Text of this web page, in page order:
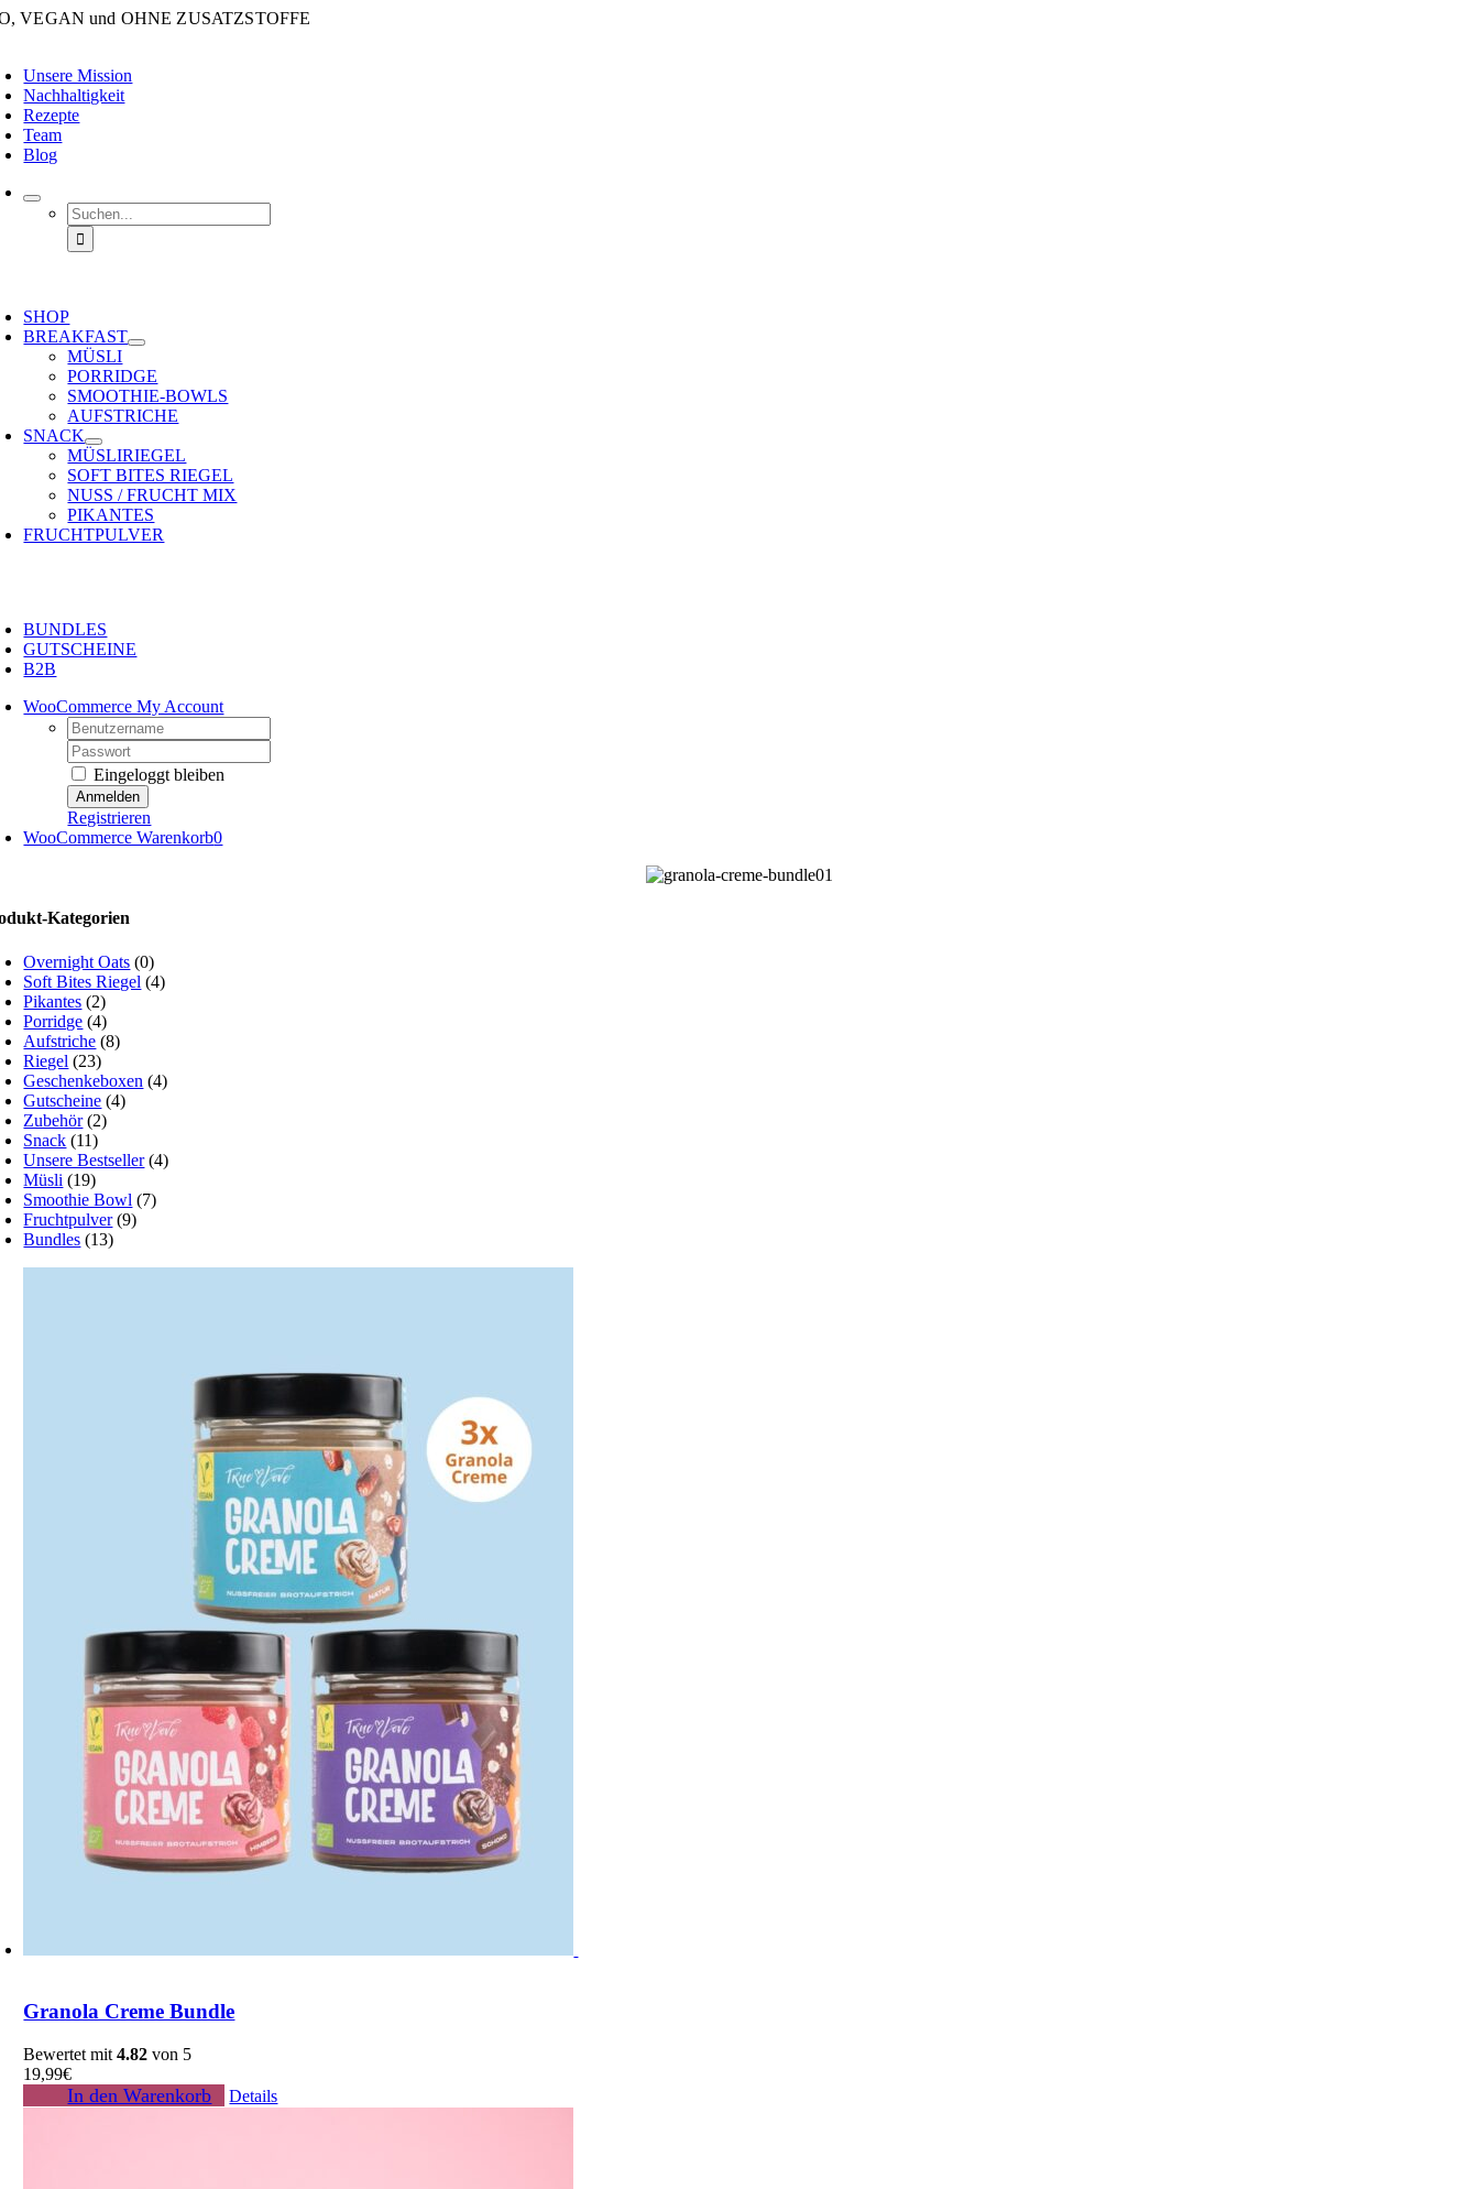
Zum
VEGAN und OHNE ZUSATZSTOFFE
Unsere Mission
Nachhaltigkeit
Rezepte
Team
Blog
Suche
nach:
SHOP
BREAKFAST
MÜSLI
PORRIDGE
SMOOTHIE-BOWLS
AUFSTRICHE
SNACK
MÜSLIRIEGEL
SOFT BITES RIEGEL
NUSS / FRUCHT MIX
PIKANTES
FRUCHTPULVER
BUNDLES
GUTSCHEINE
B2B
WooCommerce My Account
Username:
Password:
Eingeloggt bleiben
Registrieren
WooCommerce Warenkorb0
Kategorien
Overnight Oats (0)
Soft Bites Riegel (4)
Pikantes (2)
Porridge (4)
Aufstriche (8)
Riegel (23)
Geschenkeboxen (4)
Gutscheine (4)
Zubehör (2)
Snack (11)
Unsere Bestseller (4)
Müsli (19)
Smoothie Bowl (7)
Fruchtpulver (9)
Bundles (13)
Granola Creme Bundle
Bewertet mit4.82 von 5
19,99€
In den Warenkorb Details